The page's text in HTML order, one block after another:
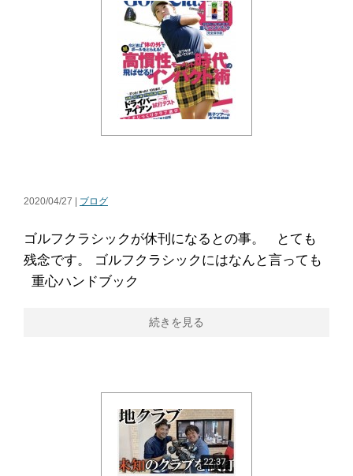
2020/04/27 | ブログ
ゴルフクラシックが休刊になるとの事。 とても
残念です。 ゴルフクラシックにはなんと言っても
重心ハンドブック
続きを見る